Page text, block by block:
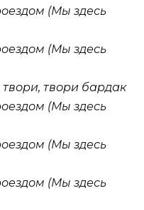
(Мы здесь
(Мы здесь
твори, твори бардак
(Мы здесь
(Мы здесь
(Мы здесь